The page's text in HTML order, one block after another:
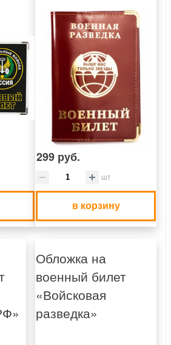
299 руб.
шт
в корзину
Обложка на
военный билет
«Войсковая
разведка»